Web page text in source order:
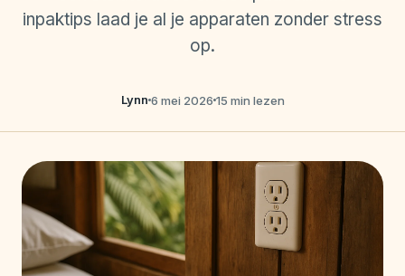
inpaktips laad je al je apparaten zonder stress
op.
Lynn 6 mei 2026 15 min lezen